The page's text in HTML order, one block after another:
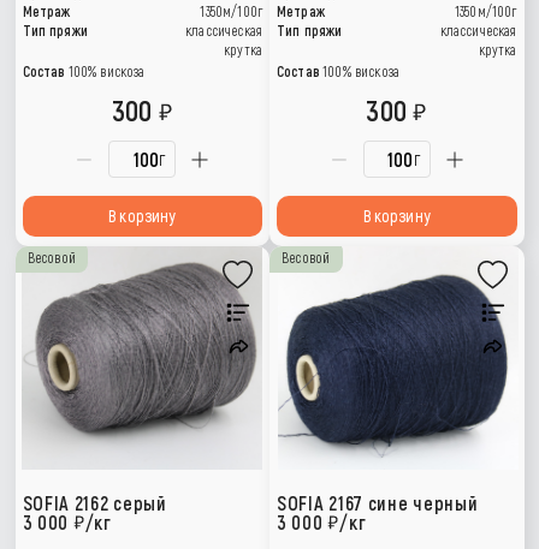
Метраж
1350м/100г
Тип пряжи
классическая
крутка
Состав 100% вискоза
г
300
В корзину
Метраж
1350м/100г
Тип пряжи
классическая
крутка
Состав 100% вискоза
г
300
В корзину
Весовой
SOFIA 2162 серый
3 000
/кг
Весовой
SOFIA 2167 сине черный
3 000 /кг